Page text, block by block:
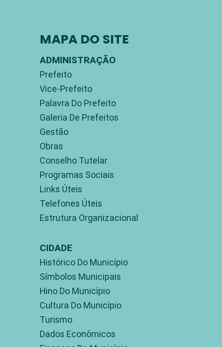
MAPA DO SITE
ADMINISTRAÇÃO
Prefeito
Vice-Prefeito
Palavra Do Prefeito
Galeria De Prefeitos
Gestão
Obras
Conselho Tutelar
Programas Sociais
Links Úteis
Telefones Úteis
Estrutura Organizacional
CIDADE
Histórico Do Município
Símbolos Municipais
Hino Do Município
Cultura Do Município
Turismo
Dados Econômicos